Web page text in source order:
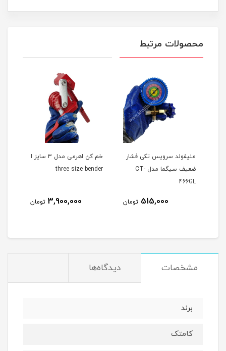
محصولات مرتبط
منیفولد سرویس تکی فشار
ضعیف سیگما مدل CT-
466GL
515,000 تومان
خم کن اهرمی مدل ۳ سایز ا
three size bender
3,900,000 تومان
مشخصات دیدگاه‌ها
برند
کامتک